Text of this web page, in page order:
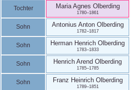
Tochter Maria Agnes Olberding
1780–1861
Sohn Antonius Anton Olberding
1782–1817
Sohn Herman Henrich Olberding
1783–1833
Sohn Henrich Arend Olberding
1785–1785
Sohn Franz Heinrich Olberding
1789–1851